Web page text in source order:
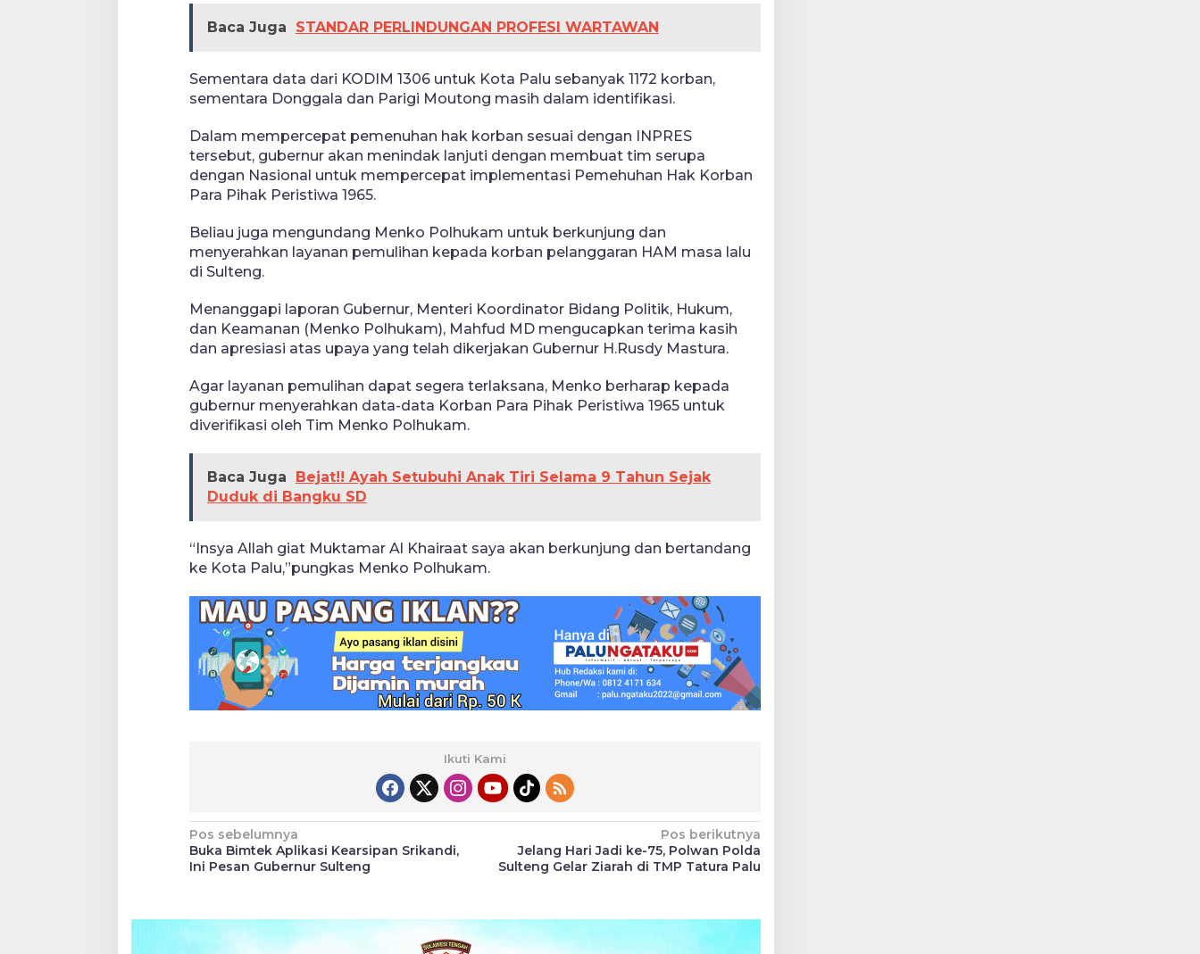
Baca Juga STANDAR PERLINDUNGAN PROFESI WARTAWAN
Sementara data dari KODIM 1306 untuk Kota Palu sebanyak 1172 korban,
sementara Donggala dan Parigi Moutong masih dalam identifikasi.
Dalam mempercepat pemenuhan hak korban sesuai dengan INPRES
tersebut, gubernur akan menindak lanjuti dengan membuat tim serupa
dengan Nasional untuk mempercepat implementasi Pemehuhan Hak Korban
Para Pihak Peristiwa 1965.
Beliau juga mengundang Menko Polhukam untuk berkunjung dan
menyerahkan layanan pemulihan kepada korban pelanggaran HAM masa lalu
di Sulteng.
Menanggapi laporan Gubernur, Menteri Koordinator Bidang Politik, Hukum,
dan Keamanan (Menko Polhukam), Mahfud MD mengucapkan terima kasih
dan apresiasi atas upaya yang telah dikerjakan Gubernur H.Rusdy Mastura.
Agar layanan pemulihan dapat segera terlaksana, Menko berharap kepada
gubernur menyerahkan data-data Korban Para Pihak Peristiwa 1965 untuk
diverifikasi oleh Tim Menko Polhukam.
Baca Juga
Bejat!! Ayah Setubuhi Anak Tiri Selama 9 Tahun Sejak
Duduk di Bangku SD
“Insya Allah giat Muktamar Al Khairaat saya akan berkunjung dan bertandang
ke Kota Palu,”pungkas Menko Polhukam.
Ikuti Kami
Navigasi
pos
Pos sebelumnya
Buka Bimtek Aplikasi Kearsipan Srikandi,
Ini Pesan Gubernur Sulteng
Pos berikutnya
Jelang Hari Jadi ke-75, Polwan Polda
Sulteng Gelar Ziarah di TMP Tatura Palu